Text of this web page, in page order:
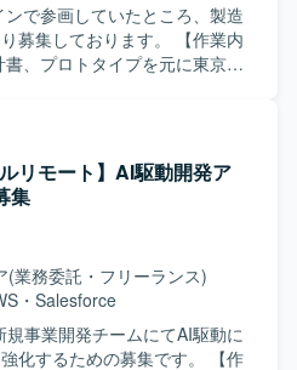
したクラウド基盤設計に深く関
義および基本設計工程に特化
設計を行っていただきます。
ンで参画していたところ、製造
ております。 【作業内
、プロトタイプを元に東京都
して調査や提案ができる方で
共性の高いWebサイト構築の
設計情報やプロトタイプをも
当いただくため、実務を通じ
Python、
、S3等）、OpenSearch、
リモート】AI駆動開発ア
集
(業務委託・フリーランス)
・ Salesforce
規事業開発チームにてAI駆動に
するための募集です。 【作